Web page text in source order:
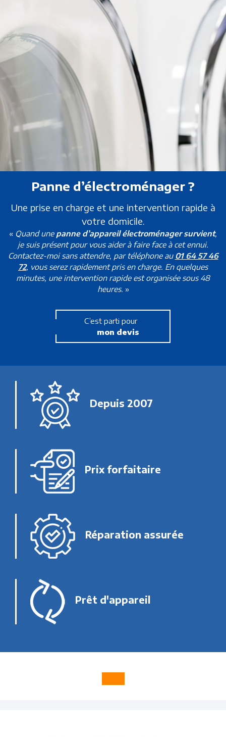
Panne d’électroménager ?
Une prise en charge et une intervention rapide à
votre domicile.
« Quand une panne d’appareil électroménager survient,
je suis présent pour vous aider à faire face à cet ennui.
Contactez-moi sans attendre, par téléphone au 01 64 57 46
72, vous serez rapidement pris en charge. En quelques
minutes, une intervention rapide est organisée sous 48
heures. »
C’est parti pour
mon devis
Depuis 2007
Prix forfaitaire
Réparation assurée
Prêt d'appareil